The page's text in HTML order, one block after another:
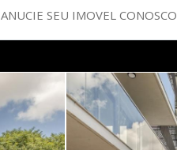
ANUCIE SEU IMOVEL CONOSCO